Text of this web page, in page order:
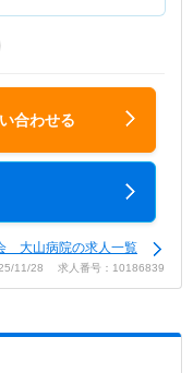
合わせる
大山病院の求人一覧
11/28 求人番号：10186839